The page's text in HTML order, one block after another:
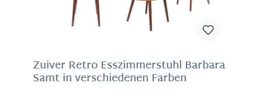
Zuiver Retro Esszimmerstuhl Barbara
Samt in verschiedenen Farben